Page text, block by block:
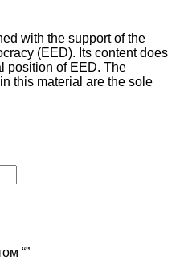
with the support of the
(EED). Its content does
position of EED. The
this material are the sole
“”